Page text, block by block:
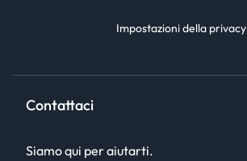
Impostazioni della privacy
Contattaci
Siamo qui per aiutarti.